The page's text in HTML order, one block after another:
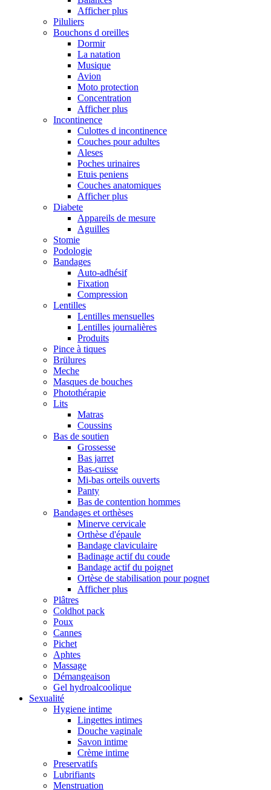
Afficher plus
Piluliers
Bouchons d oreilles
Dormir
La natation
Musique
Avion
Moto protection
Concentration
Afficher plus
Incontinence
Culottes d incontinence
Couches pour adultes
Aleses
Poches urinaires
Etuis peniens
Couches anatomiques
Afficher plus
Diabete
Appareils de mesure
Aguilles
Stomie
Podologie
Bandages
Auto-adhésif
Fixation
Compression
Lentilles
Lentilles mensuelles
Lentilles journalières
Produits
Pince à tiques
Brülures
Meche
Masques de bouches
Photothérapie
Lits
Matras
Coussins
Bas de soutien
Grossesse
Bas jarret
Bas-cuisse
Mi-bas orteils ouverts
Panty
Bas de contention hommes
Bandages et orthèses
Minerve cervicale
Orthèse d'épaule
Bandage claviculaire
Badinage actif du coude
Bandage actif du poignet
Ortèse de stabilisation pour pognet
Afficher plus
Plâtres
Coldhot pack
Poux
Cannes
Pichet
Aphtes
Massage
Démangeaison
Gel hydroalcoolique
Sexualité
Hygiene intime
Lingettes intimes
Douche vaginale
Savon intime
Crème intime
Preservatifs
Lubrifiants
Menstruation